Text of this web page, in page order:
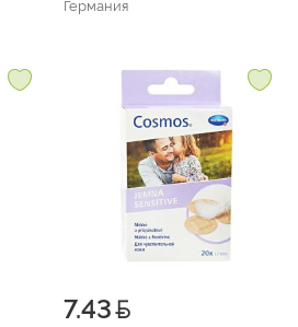
Германия
7.43